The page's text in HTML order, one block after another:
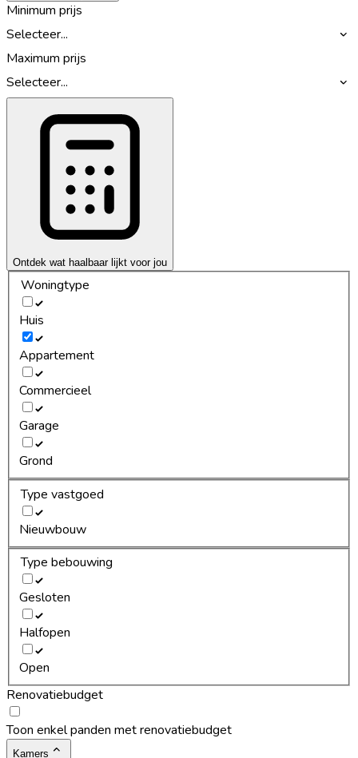
Minimum prijs
Selecteer...
Maximum prijs
Selecteer...
Ontdek wat haalbaar lijkt voor jou
Woningtype
Huis
Appartement
Commercieel
Garage
Grond
Type vastgoed
Nieuwbouw
Type bebouwing
Gesloten
Halfopen
Open
Renovatiebudget
Toon enkel panden met renovatiebudget
Kamers